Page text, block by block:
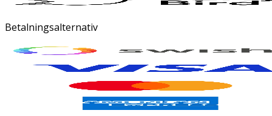
Betalningsalternativ